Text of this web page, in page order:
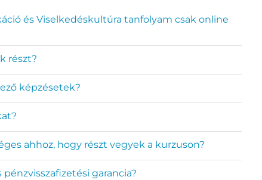
és Viselkedéskultúra tanfolyam csak online
részt?
képzésetek?
ahhoz, hogy részt vegyek a kurzuson?
garancia?